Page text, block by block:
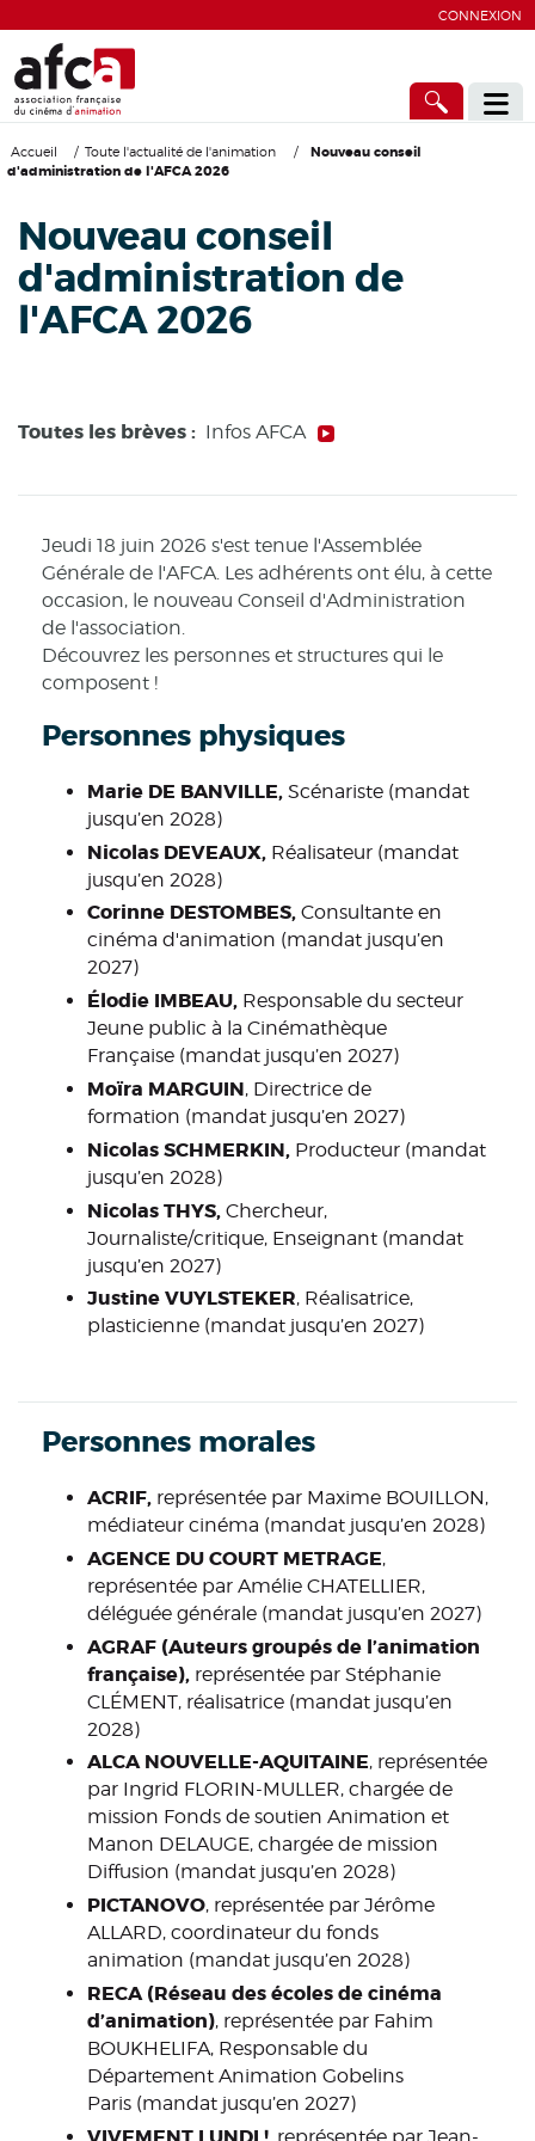
CONNEXION
Accueil / Toute l'actualité de l'animation /
Nouveau conseil
d'administration de l'AFCA 2026
Nouveau conseil
d'administration de
l'AFCA 2026
Toutes les brèves : Infos AFCA
Jeudi 18 juin 2026 s'est tenue l'Assemblée
Générale de l'AFCA. Les adhérents ont élu, à cette
occasion, le nouveau Conseil d'Administration
de l'association.
Découvrez les personnes et structures qui le
composent !
Personnes physiques
Marie DE BANVILLE,Scénariste (mandat
jusqu’en 2028)
Nicolas DEVEAUX, Réalisateur (mandat
jusqu’en 2028)
Corinne DESTOMBES,Consultante en
cinéma d'animation (mandat jusqu’en
2027)
Élodie IMBEAU, Responsable du secteur
Jeune public à la Cinémathèque
Française (mandat jusqu’en 2027)
Moïra MARGUIN, Directrice de
formation (mandat jusqu’en 2027)
Nicolas SCHMERKIN, Producteur (mandat
jusqu’en 2028)
Nicolas THYS,Chercheur,
Journaliste/critique, Enseignant (mandat
jusqu’en 2027)
Justine VUYLSTEKER, Réalisatrice,
plasticienne (mandat jusqu’en 2027)
Personnes morales
ACRIF, représentée par Maxime BOUILLON,
médiateur cinéma (mandat jusqu’en 2028)
AGENCE DU COURT METRAGE,
représentée par Amélie CHATELLIER,
déléguée générale (mandat jusqu’en 2027)
AGRAF (Auteurs groupés de l’animation
française), représentée par Stéphanie
CLÉMENT, réalisatrice (mandat jusqu’en
2028)
ALCA NOUVELLE-AQUITAINE, représentée
par Ingrid FLORIN-MULLER, chargée de
mission Fonds de soutien Animation et
Manon DELAUGE, chargée de mission
Diffusion (mandat jusqu’en 2028)
PICTANOVO, représentée par Jérôme
ALLARD, coordinateur du fonds
animation (mandat jusqu’en 2028)
RECA (Réseau des écoles de cinéma
d’animation), représentée par Fahim
BOUKHELIFA, Responsable du
Département Animation Gobelins
Paris (mandat jusqu’en 2027)